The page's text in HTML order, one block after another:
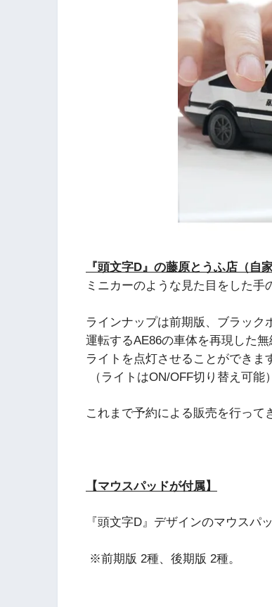
『頭文字D』の藤原とうふ店（自
ミニカーのような見た目をした手
ラインナップは前期版、ブラック
運転するAE86の車体を再現した
ライトを点灯させることができま
（ライトはON/OFF切り替え可能）
これまで予約による販売を行って
【マウスパッドが付属】
『頭文字D』デザインのマウスパ
※前期版 2種、後期版 2種。